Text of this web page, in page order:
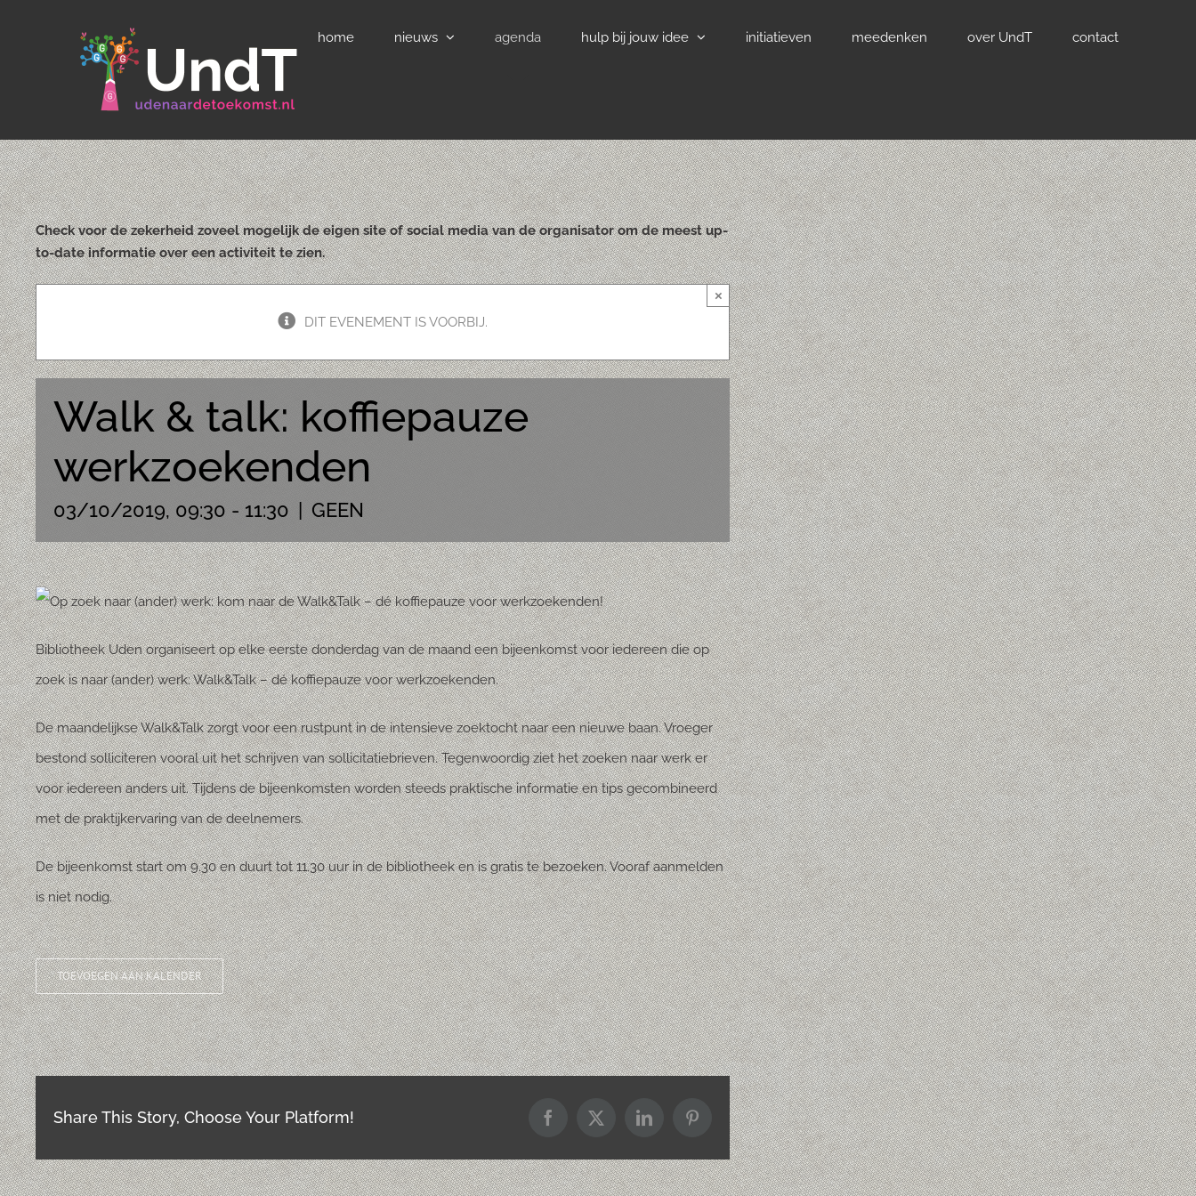
home nieuws agenda hulp bij jouw idee initiatieven meedenken over UndT contact
Check voor de zekerheid zoveel mogelijk de eigen site of social media van de organisator om de meest up-
to-date informatie over een activiteit te zien.
DIT EVENEMENT IS VOORBIJ.
×
Walk & talk: koffiepauze
werkzoekenden
03/10/2019, 09:30 - 11:30 | GEEN
Bibliotheek Uden organiseert op elke eerste donderdag van de maand een bijeenkomst voor iedereen die op
zoek is naar (ander) werk: Walk&Talk – dé koffiepauze voor werkzoekenden.
De maandelijkse Walk&Talk zorgt voor een rustpunt in de intensieve zoektocht naar een nieuwe baan. Vroeger
bestond solliciteren vooral uit het schrijven van sollicitatiebrieven. Tegenwoordig ziet het zoeken naar werk er
voor iedereen anders uit. Tijdens de bijeenkomsten worden steeds praktische informatie en tips gecombineerd
met de praktijkervaring van de deelnemers.
De bijeenkomst start om 9.30 en duurt tot 11.30 uur in de bibliotheek en is gratis te bezoeken. Vooraf aanmelden
is niet nodig.
TOEVOEGEN AAN KALENDER
Share This Story, Choose Your Platform! Facebook
X LinkedInPinterest